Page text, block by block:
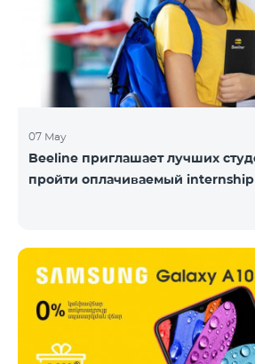
07 May
Beeline приглашает лучших
пройти оплачиваемый internship